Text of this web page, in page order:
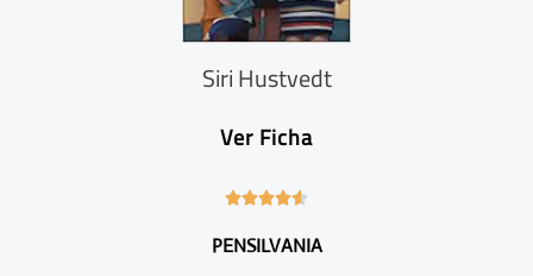
Siri Hustvedt
Ver Ficha

6
PENSILVANIA